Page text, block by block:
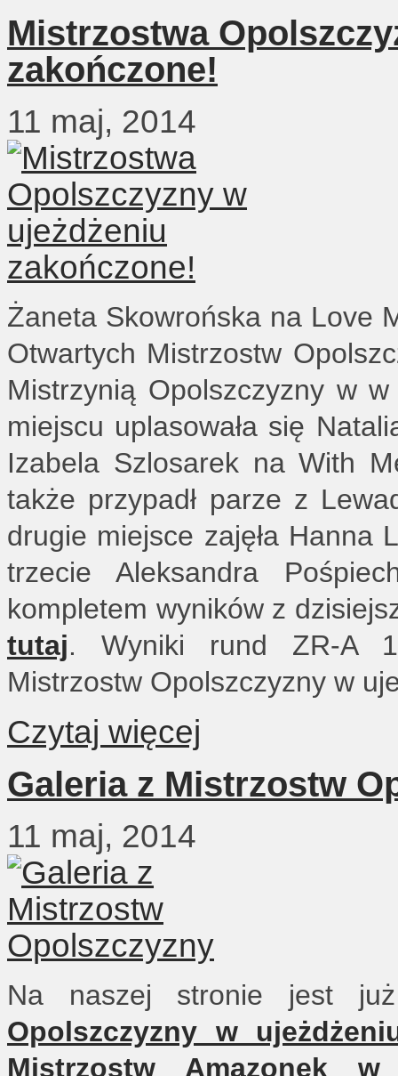
Mistrzostwa
zakończone!
11 maj, 2014
Żaneta Skowrońska na Love
Otwartych Mistrzostw
Mistrzynią Opolszczyzny w
miejscu uplasowała się
Izabela Szlosarek na With
także przypadł parze z
drugie miejsce zajęła Hanna
trzecie Aleksandra
kompletem wyników z
tutaj. Wyniki rund ZR-A
Mistrzostw Opolszczyzny w
Czytaj więcej
Galeria z Mistrzostw
11 maj, 2014
Na naszej stronie jest
Opolszczyzny w
Mistrzostw Amazonek